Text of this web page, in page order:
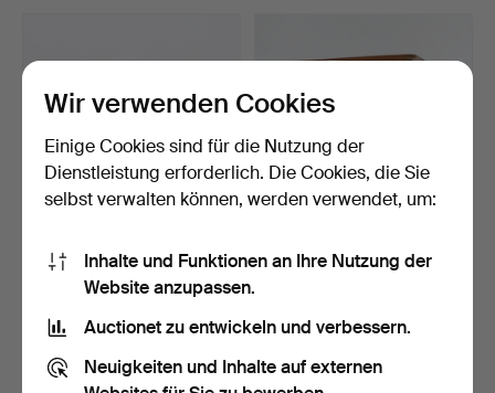
SPEERSPITZE, Eisen, antik.
Beendet 7. Aug 2026
1 Gebot
WANDSCHRANK, Kiefer,
18./19. Jahrhundert.
18 Gebote
Wir verwenden Cookies
Einige Cookies sind für die Nutzung der
Dienstleistung erforderlich. Die Cookies, die Sie
selbst verwalten können, werden verwendet, um:
Inhalte und Funktionen an Ihre Nutzung der
Website anzupassen.
Auctionet zu entwickeln und verbessern.
Neuigkeiten und Inhalte auf externen